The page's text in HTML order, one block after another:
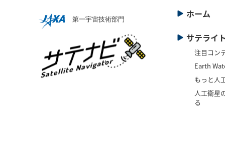
ホーム
サテライ
注目コン
Earth
もっと人
人工衛星
る